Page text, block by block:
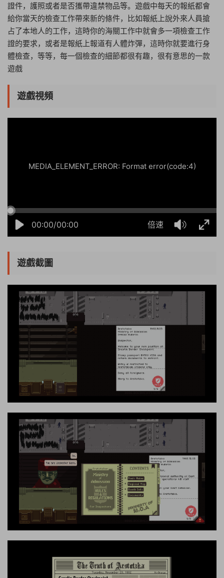
證件，護照或者是否攜帶違禁物品等。遊戲中每天的報紙都會
給你當天的檢查工作帶來新的條件，比如報紙上說外來人員搶
占了本地人的工作，這時你的海關工作中就會多一項檢查工作
證的要求，或者是報紙上報道有人體炸彈，這時你就要進行身
體檢查，等等，每一個檢查的細節都很有趣，很有意思的一款
遊戲
遊戲視頻
00:00/00:00 倍速
MEDIA_ELEMENT_ERROR: Format error(code:4)
遊戲截圖